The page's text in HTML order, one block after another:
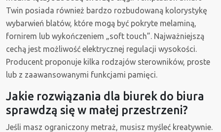
Twin posiada również bardzo rozbudowaną kolorystykę
wybarwień blatów, które mogą być pokryte melaminą,
fornirem lub wykończeniem „soft touch”. Najważniejszą
cechą jest możliwość elektrycznej regulacji wysokości.
Producent proponuje kilka rodzajów sterowników, proste
lub z zaawansowanymi funkcjami pamięci.
Jakie rozwiązania dla biurek do biura
sprawdzą się w małej przestrzeni?
Jeśli masz ograniczony metraż, musisz myśleć kreatywnie.